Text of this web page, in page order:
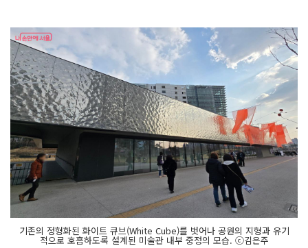
기존의 정형화된 화이트 큐브(White Cube)를 벗어나 공원의 지형과 유기
적으로 호흡하도록 설계된 미술관 내부 중정의 모습. ⓒ김은주